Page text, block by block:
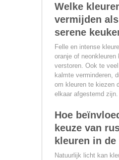
Welke
vermijden
serene
Felle en intense
oranje of neonkleuren
verstoren. Ook te
kalmte verminderen,
om kleuren te kiezen
elkaar afgestemd zijn.
Hoe
keuze van
kleuren in de
Natuurlijk licht kan